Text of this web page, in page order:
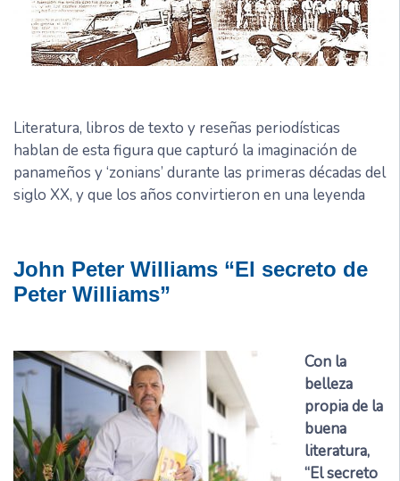
Literatura, libros de texto y reseñas periodísticas
hablan de esta figura que capturó la imaginación de
panameños y ‘zonians’ durante las primeras décadas del
siglo XX, y que los años convirtieron en una leyenda
John Peter Williams “El secreto de
Peter Williams”
Con la
belleza
propia de la
buena
literatura,
“El secreto